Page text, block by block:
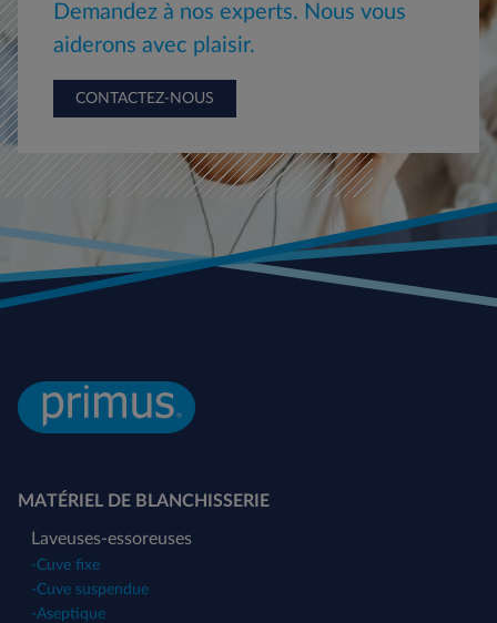
Demandez à nos experts. Nous vous
aiderons avec plaisir.
CONTACTEZ-NOUS
MATÉRIEL DE BLANCHISSERIE
Laveuses-essoreuses
-Cuve fixe
-Cuve suspendue
-Aseptique